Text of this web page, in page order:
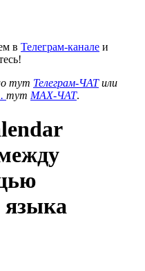
в Телеграм-канале и
тут Телеграм-ЧАТили
тут MAX-ЧАТ.
языка